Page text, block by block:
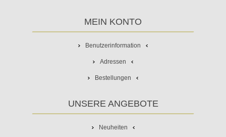
MEIN KONTO
Benutzerinformation
Adressen
Bestellungen
UNSERE ANGEBOTE
Neuheiten